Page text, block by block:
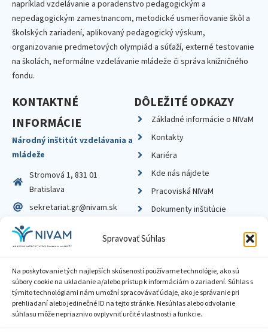
Spravovať Súhlas
Na poskytovanie tých najlepších skúseností používame technológie, ako sú
súbory cookie na ukladanie a/alebo prístup k informáciám o zariadení. Súhlas s
týmito technológiami nám umožní spracovávať údaje, ako je správanie pri
prehliadaní alebo jedinečné ID na tejto stránke. Nesúhlas alebo odvolanie
súhlasu môže nepriaznivo ovplyvniť určité vlastnosti a funkcie.
napríklad vzdelávanie a poradenstvo pedagogickým a
nepedagogickým zamestnancom, metodické usmerňovanie škôl a
školských zariadení, aplikovaný pedagogický výskum,
organizovanie predmetových olympiád a súťaží, externé testovanie
na školách, neformálne vzdelávanie mládeže či správa knižničného
fondu.
KONTAKTNÉ
INFORMÁCIE
Národný inštitút vzdelávania a
mládeže
Stromová 1, 831 01
Bratislava
sekretariat.gr@nivam.sk
IČO: 00164348
DIČ: 2020798714
DÔLEŽITÉ ODKAZY
Základné informácie o NIVaM
Kontakty
Kariéra
Kde nás nájdete
Pracoviská NIVaM
Dokumenty inštitúcie
Zásady ochrany súkromia